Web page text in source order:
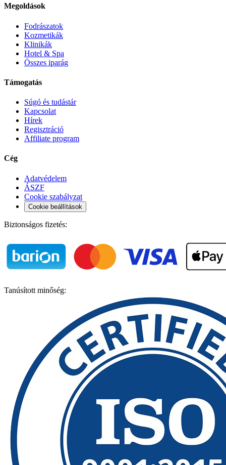
Megoldások
Fodrászatok
Kozmetikák
Klinikák
Hotel & Spa
Összes iparág
Támogatás
Súgó és tudástár
Kapcsolat
Hírek
Regisztráció
Affiliate program
Cég
Adatvédelem
ÁSZF
Cookie szabályzat
Cookie beállítások
Biztonságos fizetés:
Tanúsított minőség: